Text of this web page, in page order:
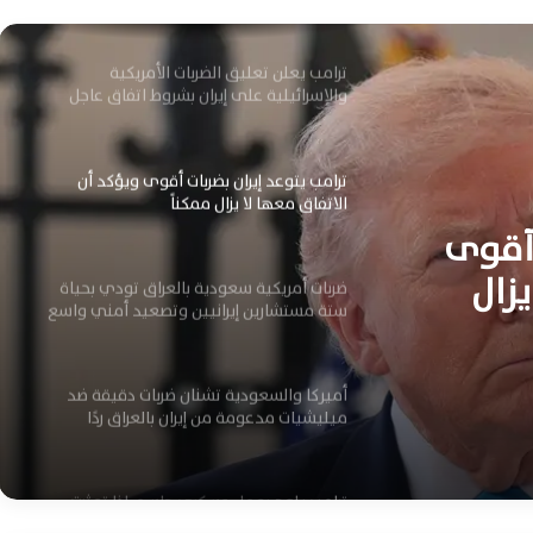
أقوى
ترامب يعلن تعليق الضربات الأمريكية
والإسرائيلية على إيران بشروط اتفاق عاجل
وشامل
ترامب يتوعد إيران بضربات أقوى ويؤكد أن
الاتفاق معها لا يزال ممكناً
ضربات أمريكية سعودية بالعراق تودي بحياة
ستة مستشارين إيرانيين وتصعيد أمني واسع
أميركا والسعودية تشنان ضربات دقيقة ضد
ميليشيات مدعومة من إيران بالعراق ردًا
ترامب يلوح بعمل عسكري حاسم إذا تعثرت